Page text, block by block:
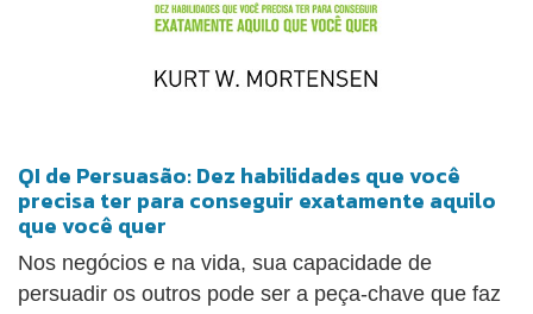
QI de Persuasão: Dez habilidades que você
precisa ter para conseguir exatamente aquilo
que você quer
Nos negócios e na vida, sua capacidade de
persuadir os outros pode ser a peça-chave que faz